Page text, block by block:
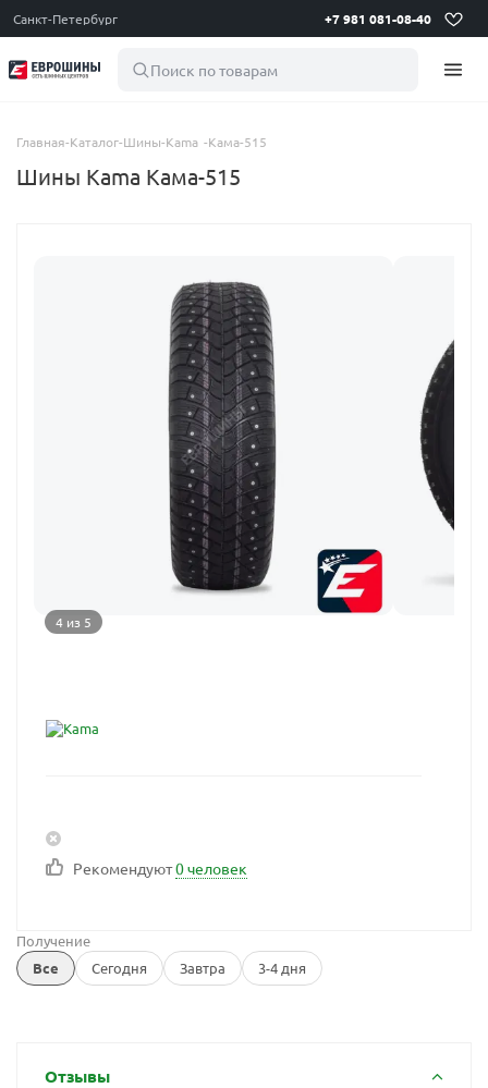
Санкт-Петербург +7 981 081-08-40
Поиск по товарам
Главная-Каталог-Шины-Kama -Кама-515
Шины Kama Кама-515
4 из 5
Рекомендуют0 человек
Получение
Все
Сегодня Завтра 3-4 дня
Отзывы